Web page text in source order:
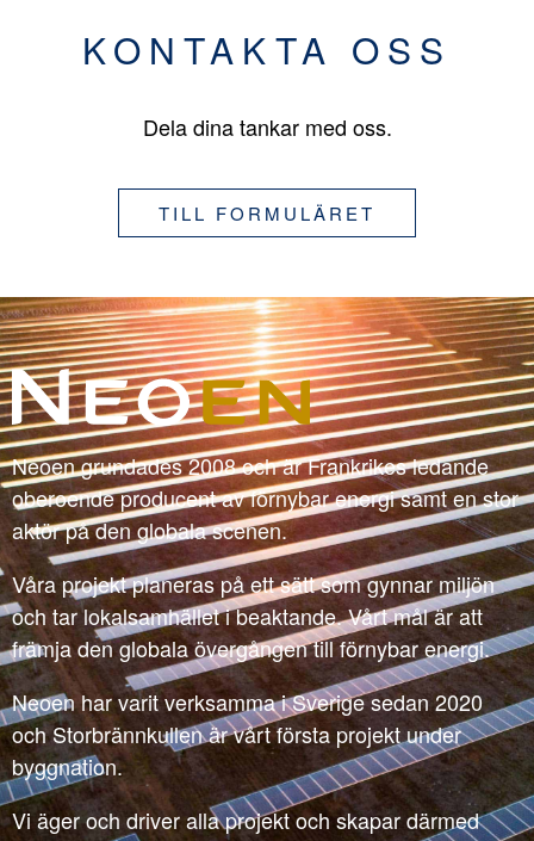
KONTAKTA OSS
Dela dina tankar med oss.
TILL FORMULÄRET
Neoen grundades 2008 och är Frankrikes ledande
oberoende producent av förnybar energi samt en stor
aktör på den globala scenen.
Våra projekt planeras på ett sätt som gynnar miljön
och tar lokalsamhället i beaktande. Vårt mål är att
främja den globala övergången till förnybar energi.
Neoen har varit verksamma i Sverige sedan 2020
och Storbrännkullen är vårt första projekt under
byggnation.
Vi äger och driver alla projekt och skapar därmed